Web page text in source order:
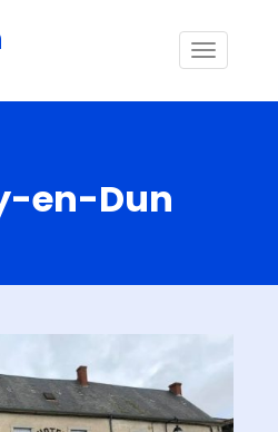
Menu
en-Dun